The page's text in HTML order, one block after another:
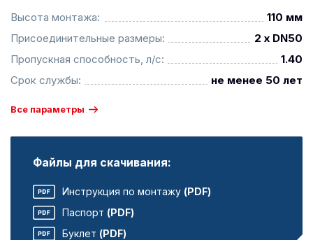
Высота монтажа:
110 мм
Присоединительные размеры:
2 x DN50
Пропускная способность, л/с:
1.40
Срок службы:
не менее 50 лет
Все параметры
Файлы для скачивания:
Инструкция по монтажу (PDF)
Паспорт (PDF)
Буклет (PDF)